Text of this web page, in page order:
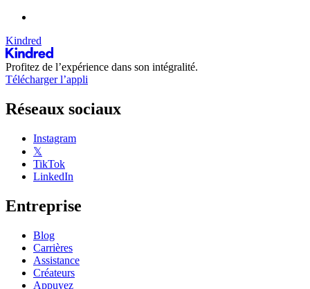
Kindred
Profitez de l’expérience dans son intégralité.
Télécharger l’appli
Réseaux sociaux
Instagram
𝕏
TikTok
LinkedIn
Entreprise
Blog
Carrières
Assistance
Créateurs
Appuyez